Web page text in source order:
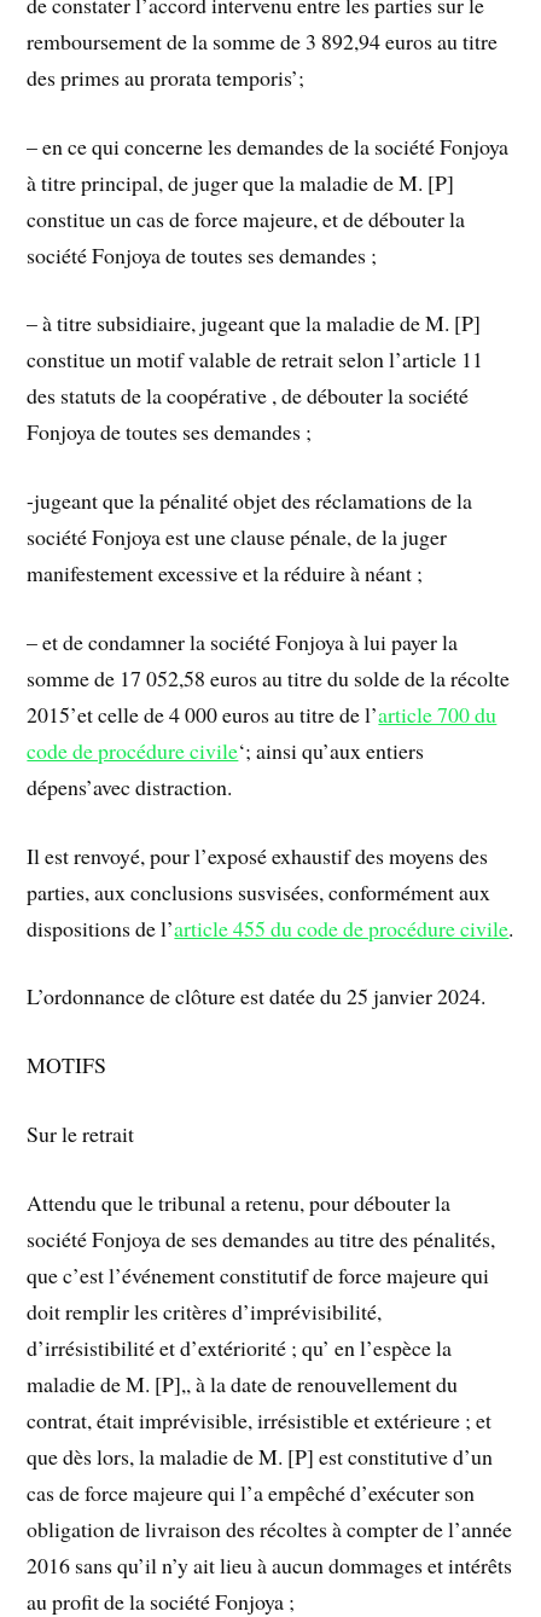
remboursement de la somme de 3 892,94 euros au titre
des primes au prorata temporis’;
– en ce qui concerne les demandes de la société Fonjoya
à titre principal, de juger que la maladie de M. [P]
constitue un cas de force majeure, et de débouter la
société Fonjoya de toutes ses demandes ;
– à titre subsidiaire, jugeant que la maladie de M. [P]
constitue un motif valable de retrait selon l’article 11
des statuts de la coopérative , de débouter la société
Fonjoya de toutes ses demandes ;
-jugeant que la pénalité objet des réclamations de la
société Fonjoya est une clause pénale, de la juger
manifestement excessive et la réduire à néant ;
– et de condamner la société Fonjoya à lui payer la
somme de 17 052,58 euros au titre du solde de la récolte
2015’et celle de 4 000 euros au titre de l’article 700 du
code de procédure civile‘; ainsi qu’aux entiers
dépens’avec distraction.
Il est renvoyé, pour l’exposé exhaustif des moyens des
parties, aux conclusions susvisées, conformément aux
dispositions de l’article 455 du code de procédure civile.
L’ordonnance de clôture est datée du 25 janvier 2024.
MOTIFS
Sur le retrait
Attendu que le tribunal a retenu, pour débouter la
société Fonjoya de ses demandes au titre des pénalités,
que c’est l’événement constitutif de force majeure qui
doit remplir les critères d’imprévisibilité,
d’irrésistibilité et d’extériorité ; qu’ en l’espèce la
maladie de M. [P],, à la date de renouvellement du
contrat, était imprévisible, irrésistible et extérieure ; et
que dès lors, la maladie de M. [P] est constitutive d’un
cas de force majeure qui l’a empêché d’exécuter son
obligation de livraison des récoltes à compter de l’année
2016 sans qu’il n’y ait lieu à aucun dommages et intérêts
au profit de la société Fonjoya ;